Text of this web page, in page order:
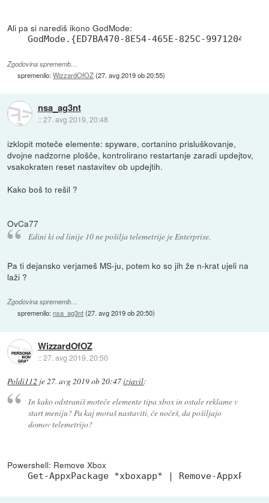
Ali pa si narediš ikono GodMode:
GodMode.{ED7BA470-8E54-465E-825C-
Zgodovina sprememb…
spremenilo:WizzardOfOZ(27. avg 2019 ob 20:55)
nsa_ag3nt
::27. avg 2019, 20:48
izklopit moteče elemente: spyware, cortanino prisluškovanje,
dvojne nadzorne plošče, kontrolirano restartanje zaradi updejtov,
vsakokraten reset nastavitev ob updejtih.
Kako boš to rešil ?
OvCa77
Edini ki od linije 10 ne pošilja telemetrije je Enterprise.
Pa ti dejansko verjameš MS-ju, potem ko so jih že n-krat ujeli na
laži ?
Zgodovina sprememb…
spremenilo:nsa_ag3nt(27. avg 2019 ob 20:50)
WizzardOfOZ
::27. avg 2019, 20:50
Poldi112 je27. avg 2019 ob 20:47izjavil:
In kako odstraniš moteče elemente tipa xbox in ostale reklame v
start meniju? Pa kaj moraš nastaviti, če nočeš, da pošiljajo
domov telemetrijo?
Powershell: Remove Xbox
Get-AppxPackage *xboxapp* | Remove-